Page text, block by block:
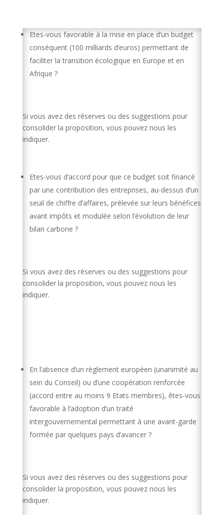
Etes-vous favorable à la mise en place d’un budget
conséquent (100 milliards d’euros) permettant de
faciliter la transition écologique en Europe et en
Afrique ?
Si vous avez des réserves ou des suggestions pour
consolider la proposition, vous pouvez nous les
indiquer.
Etes-vous d’accord pour que ce budget soit financé
par une contribution des entreprises, au-dessus d’un
seuil de chiffre d’affaires, prélevée sur leurs bénéfices
avant impôts et modulée selon l’évolution de leur
bilan carbone ?
Si vous avez des réserves ou des suggestions pour
consolider la proposition, vous pouvez nous les
indiquer.
En l’absence d’un règlement européen (unanimité au
sein du Conseil) ou d’une coopération renforcée
(accord entre au moins 9 Etats membres), êtes-vous
favorable à l’adoption d’un traité
intergouvernemental permettant à une avant-garde
formée par quelques pays d’avancer ?
Si vous avez des réserves ou des suggestions pour
consolider la proposition, vous pouvez nous les
indiquer.